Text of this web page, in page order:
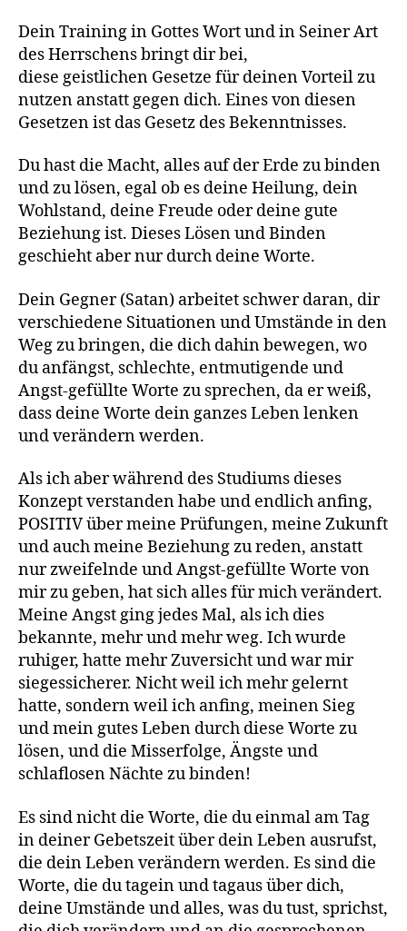
Dein Training in Gottes Wort und in Seiner Art
des Herrschens bringt dir bei,
diese geistlichen Gesetze für deinen Vorteil zu
nutzen anstatt gegen dich. Eines von diesen
Gesetzen ist das Gesetz des Bekenntnisses.
Du hast die Macht, alles auf der Erde zu binden
und zu lösen, egal ob es deine Heilung, dein
Wohlstand, deine Freude oder deine gute
Beziehung ist. Dieses Lösen und Binden
geschieht aber nur durch deine Worte.
Dein Gegner (Satan) arbeitet schwer daran, dir
verschiedene Situationen und Umstände in den
Weg zu bringen, die dich dahin bewegen, wo
du anfängst, schlechte, entmutigende und
Angst-gefüllte Worte zu sprechen, da er weiß,
dass deine Worte dein ganzes Leben lenken
und verändern werden.
Als ich aber während des Studiums dieses
Konzept verstanden habe und endlich anfing,
POSITIV über meine Prüfungen, meine Zukunft
und auch meine Beziehung zu reden, anstatt
nur zweifelnde und Angst-gefüllte Worte von
mir zu geben, hat sich alles für mich verändert.
Meine Angst ging jedes Mal, als ich dies
bekannte, mehr und mehr weg. Ich wurde
ruhiger, hatte mehr Zuversicht und war mir
siegessicherer. Nicht weil ich mehr gelernt
hatte, sondern weil ich anfing, meinen Sieg
und mein gutes Leben durch diese Worte zu
lösen, und die Misserfolge, Ängste und
schlaflosen Nächte zu binden!
Es sind nicht die Worte, die du einmal am Tag
in deiner Gebetszeit über dein Leben ausrufst,
die dein Leben verändern werden. Es sind die
Worte, die du tagein und tagaus über dich,
deine Umstände und alles, was du tust, sprichst,